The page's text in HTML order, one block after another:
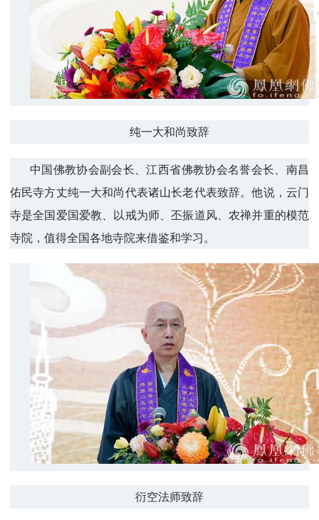
纯一大和尚致辞
中国佛教协会副会长、江西省佛教协会名誉会长、南昌
佑民寺方丈纯一大和尚代表诸山长老代表致辞。他说，云门
寺是全国爱国爱教、以戒为师、丕振道风、农禅并重的模范
寺院，值得全国各地寺院来借鉴和学习。
衍空法师致辞